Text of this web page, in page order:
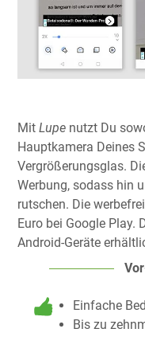
Mit Lupe nutzt Du
Hauptkamera Deines
Vergrößerungsglas.
Werbung, sodass hin
rutschen. Die
Euro bei Google Play.
Android-Geräte
Einfache
Bis zu